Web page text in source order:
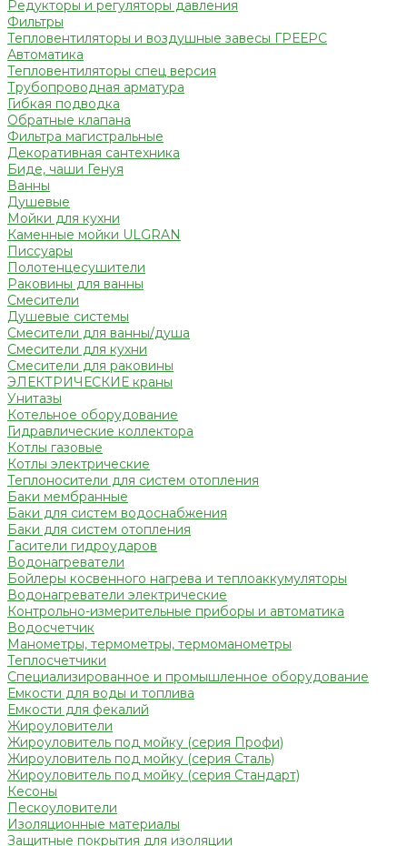
Редукторы и регуляторы давления
Фильтры
Тепловентиляторы и воздушные завесы ГРЕЕРС
Автоматика
Тепловентиляторы спец версия
Трубопроводная арматура
Гибкая подводка
Обратные клапана
Фильтра магистральные
Декоративная сантехника
Биде, чаши Генуя
Ванны
Душевые
Мойки для кухни
Каменные мойки ULGRAN
Писсуары
Полотенцесушители
Раковины для ванны
Смесители
Душевые системы
Смесители для ванны/душа
Смесители для кухни
Смесители для раковины
ЭЛЕКТРИЧЕСКИЕ краны
Унитазы
Котельное оборудование
Гидравлические коллектора
Котлы газовые
Котлы электрические
Теплоносители для систем отопления
Баки мембранные
Баки для систем водоснабжения
Баки для систем отопления
Гасители гидроударов
Водонагреватели
Бойлеры косвенного нагрева и теплоаккумуляторы
Водонагреватели электрические
Контрольно-измерительные приборы и автоматика
Водосчетчик
Манометры, термометры, термоманометры
Теплосчетчики
Специализированное и промышленное оборудование
Емкости для воды и топлива
Емкости для фекалий
Жироуловители
Жироуловитель под мойку (серия Профи)
Жироуловитель под мойку (серия Сталь)
Жироуловитель под мойку (серия Стандарт)
Кесоны
Пескоуловители
Изоляционные материалы
Защитные покрытия для изоляции